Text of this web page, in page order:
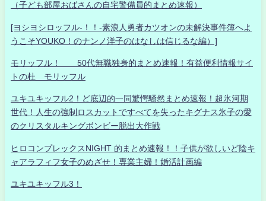
（子ども部屋おばさんの自宅警備員的まとめ速報）
[ヨシヨシロッフル-！！-素浪人勇者カツオンの未解決事件簿へよ
うこそYOUKO！のナンノ洋子のはなしは信じるな編）]
モリッフル！ 50代無職独身的まとめ速報！有益便利情報サイ
トの杜 モリッフル
ユキユキッフル2！ど底辺的一同驚愕騒然まとめ速報！超氷河期
世代！人生の強制ロスカットですべてを失ったキグナス氷子の愛
のクリスタルキングボンビー脱出大作戦
ヒロコンプレックスNIGHT 的まとめ速報！！子供が欲しいど陰キ
ャアラフィフ女子のめざせ！専業主婦！婚活計画編
ユキユキッフル3！